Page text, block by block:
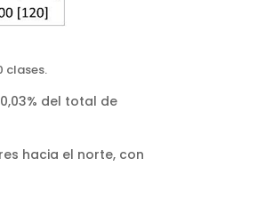
clases.
del total de
hacia el norte, con